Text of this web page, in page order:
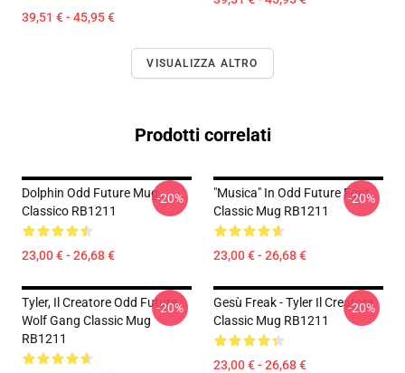
39,51 € - 45,95 €
VISUALIZZA ALTRO
Prodotti correlati
Dolphin Odd Future Mug
Classico RB1211
23,00 € - 26,68 €
-20%
"Musica" In Odd Future Font
Classic Mug RB1211
23,00 € - 26,68 €
-20%
Tyler, Il Creatore Odd Future
Wolf Gang Classic Mug
RB1211
-20%
Gesù Freak - Tyler Il Creatore
Classic Mug RB1211
23,00 € - 26,68 €
-20%